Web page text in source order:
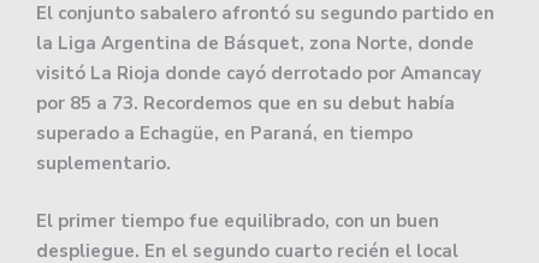
El conjunto sabalero afrontó su segundo partido en
la Liga Argentina de Básquet, zona Norte, donde
visitó La Rioja donde cayó derrotado por Amancay
por 85 a 73. Recordemos que en su debut había
superado a Echagüe, en Paraná, en tiempo
suplementario.
El primer tiempo fue equilibrado, con un buen
despliegue. En el segundo cuarto recién el local